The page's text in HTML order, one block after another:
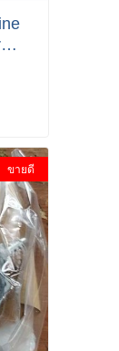
ขายดี